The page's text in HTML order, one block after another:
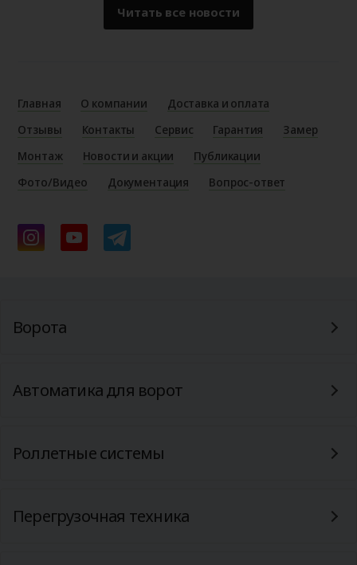
Читать все новости
Главная О компании
Доставка и оплата
Отзывы
Контакты Сервис Гарантия
Замер
Монтаж
Новости и акции
Публикации
Фото/Видео
Документация Вопрос-ответ
Ворота
Автоматика для ворот
Роллетные системы
Перегрузочная техника